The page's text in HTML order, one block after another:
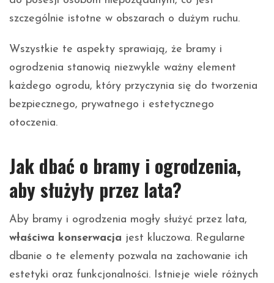
szczególnie istotne w obszarach o dużym ruchu.
Wszystkie te aspekty sprawiają, że bramy i
ogrodzenia stanowią niezwykle ważny element
każdego ogrodu, który przyczynia się do tworzenia
bezpiecznego, prywatnego i estetycznego
otoczenia.
Jak dbać o bramy i ogrodzenia,
aby służyły przez lata?
Aby bramy i ogrodzenia mogły służyć przez lata,
właściwa konserwacja jest kluczowa. Regularne
dbanie o te elementy pozwala na zachowanie ich
estetyki oraz funkcjonalności. Istnieje wiele różnych